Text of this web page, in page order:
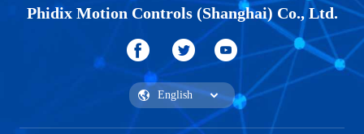
Phidix Motion Controls (Shanghai) Co., Ltd.